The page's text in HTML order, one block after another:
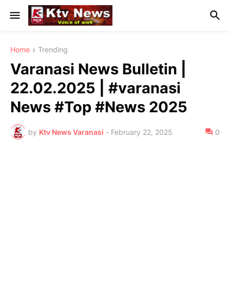
Home Trending
Varanasi News Bulletin |
22.02.2025 | #varanasi
News #Top #News 2025
by Ktv News Varanasi - February 22, 2025 0